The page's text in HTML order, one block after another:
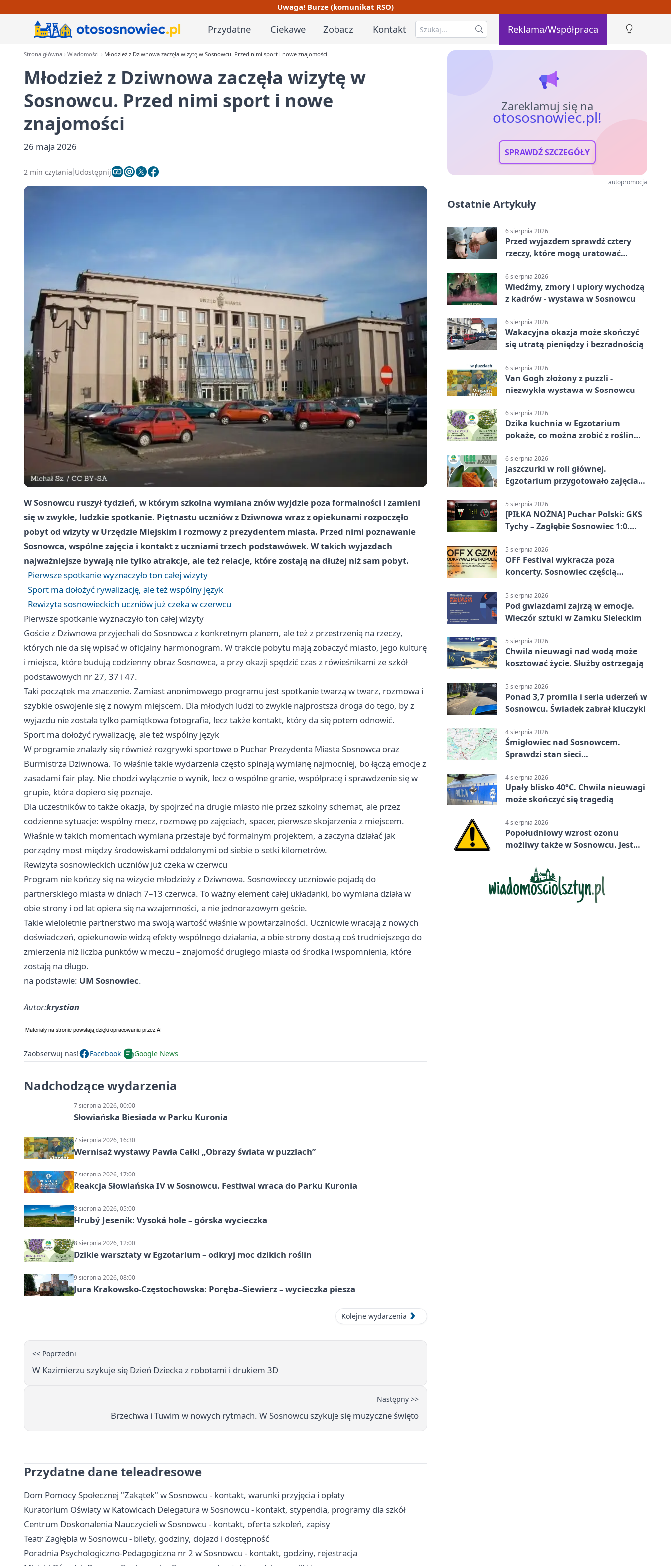
Uwaga! Burze (komunikat RSO)
Przydatne Ciekawe Zobacz Kontakt Reklama/Współpraca
Strona główna Wiadomości Młodzież z Dziwnowa zaczęła wizytę w Sosnowcu. Przed nimi sport i nowe znajomości
Młodzież z Dziwnowa zaczęła wizytę w
Sosnowcu. Przed nimi sport i nowe
znajomości
26 maja 2026
2 min czytania Udostępnij
W Sosnowcu ruszył tydzień, w którym szkolna wymiana znów wyjdzie poza formalności i zamieni
się w zwykłe, ludzkie spotkanie. Piętnastu uczniów z Dziwnowa wraz z opiekunami rozpoczęło
pobyt od wizyty w Urzędzie Miejskim i rozmowy z prezydentem miasta. Przed nimi poznawanie
Sosnowca, wspólne zajęcia i kontakt z uczniami trzech podstawówek. W takich wyjazdach
najważniejsze bywają nie tylko atrakcje, ale też relacje, które zostają na dłużej niż sam pobyt.
Pierwsze spotkanie wyznaczyło ton całej wizyty
Sport ma dołożyć rywalizację, ale też wspólny język
Rewizyta sosnowieckich uczniów już czeka w czerwcu
Pierwsze spotkanie wyznaczyło ton całej wizyty
Goście z Dziwnowa przyjechali do Sosnowca z konkretnym planem, ale też z przestrzenią na rzeczy,
których nie da się wpisać w oficjalny harmonogram. W trakcie pobytu mają zobaczyć miasto, jego kulturę
i miejsca, które budują codzienny obraz Sosnowca, a przy okazji spędzić czas z rówieśnikami ze szkół
podstawowych nr 27, 37 i 47.
Taki początek ma znaczenie. Zamiast anonimowego programu jest spotkanie twarzą w twarz, rozmowa i
szybkie oswojenie się z nowym miejscem. Dla młodych ludzi to zwykle najprostsza droga do tego, by z
wyjazdu nie została tylko pamiątkowa fotografia, lecz także kontakt, który da się potem odnowić.
Sport ma dołożyć rywalizację, ale też wspólny język
W programie znalazły się również rozgrywki sportowe o Puchar Prezydenta Miasta Sosnowca oraz
Burmistrza Dziwnowa. To właśnie takie wydarzenia często spinają wymianę najmocniej, bo łączą emocje z
zasadami fair play. Nie chodzi wyłącznie o wynik, lecz o wspólne granie, współpracę i sprawdzenie się w
grupie, która dopiero się poznaje.
Dla uczestników to także okazja, by spojrzeć na drugie miasto nie przez szkolny schemat, ale przez
codzienne sytuacje: wspólny mecz, rozmowę po zajęciach, spacer, pierwsze skojarzenia z miejscem.
Właśnie w takich momentach wymiana przestaje być formalnym projektem, a zaczyna działać jak
porządny most między środowiskami oddalonymi od siebie o setki kilometrów.
Rewizyta sosnowieckich uczniów już czeka w czerwcu
Program nie kończy się na wizycie młodzieży z Dziwnowa. Sosnowieccy uczniowie pojadą do
partnerskiego miasta w dniach 7–13 czerwca. To ważny element całej układanki, bo wymiana działa w
obie strony i od lat opiera się na wzajemności, a nie jednorazowym geście.
Takie wieloletnie partnerstwo ma swoją wartość właśnie w powtarzalności. Uczniowie wracają z nowych
doświadczeń, opiekunowie widzą efekty wspólnego działania, a obie strony dostają coś trudniejszego do
zmierzenia niż liczba punktów w meczu – znajomość drugiego miasta od środka i wspomnienia, które
zostają na długo.
na podstawie: UM Sosnowiec.
Autor:krystian
Zaobserwuj nas! Facebook Google News
Nadchodzące wydarzenia
7 sierpnia 2026, 00:00
Słowiańska Biesiada w Parku Kuronia
7 sierpnia 2026, 16:30
Wernisaż wystawy Pawła Całki „Obrazy świata w puzzlach”
7 sierpnia 2026, 17:00
Reakcja Słowiańska IV w Sosnowcu. Festiwal wraca do Parku Kuronia
8 sierpnia 2026, 05:00
Hrubý Jeseník: Vysoká hole – górska wycieczka
8 sierpnia 2026, 12:00
Dzikie warsztaty w Egzotarium – odkryj moc dzikich roślin
9 sierpnia 2026, 08:00
Jura Krakowsko-Częstochowska: Poręba–Siewierz – wycieczka piesza
Kolejne wydarzenia
<< Poprzedni
W Kazimierzu szykuje się Dzień Dziecka z robotami i drukiem 3D
Następny >>
Brzechwa i Tuwim w nowych rytmach. W Sosnowcu szykuje się muzyczne święto
Przydatne dane teleadresowe
Dom Pomocy Społecznej "Zakątek" w Sosnowcu - kontakt, warunki przyjęcia i opłaty
Kuratorium Oświaty w Katowicach Delegatura w Sosnowcu - kontakt, stypendia, programy dla szkół
Centrum Doskonalenia Nauczycieli w Sosnowcu - kontakt, oferta szkoleń, zapisy
Teatr Zagłębia w Sosnowcu - bilety, godziny, dojazd i dostępność
Poradnia Psychologiczno-Pedagogiczna nr 2 w Sosnowcu - kontakt, godziny, rejestracja
Zareklamuj się na
otososnowiec.pl!
SPRAWDŹ SZCZEGÓŁY
autopromocja
Ostatnie Artykuły
6 sierpnia 2026
Przed wyjazdem sprawdź cztery
rzeczy, które mogą uratować
6 sierpnia 2026
Wiedźmy, zmory i upiory wychodzą
z kadrów - wystawa w Sosnowcu
6 sierpnia 2026
Wakacyjna okazja może skończyć
się utratą pieniędzy i bezradnością
6 sierpnia 2026
Van Gogh złożony z puzzli -
niezwykła wystawa w Sosnowcu
6 sierpnia 2026
Dzika kuchnia w Egzotarium
pokaże, co można zrobić z roślin
6 sierpnia 2026
Jaszczurki w roli głównej.
Egzotarium przygotowało zajęcia
5 sierpnia 2026
[PIŁKA NOŻNA] Puchar Polski: GKS
Tychy – Zagłębie Sosnowiec 1:0.
przed przerwą
5 sierpnia 2026
OFF Festival wykracza poza
koncerty. Sosnowiec częścią
5 sierpnia 2026
Pod gwiazdami zajrzą w emocje.
Wieczór sztuki w Zamku Sieleckim
5 sierpnia 2026
Chwila nieuwagi nad wodą może
kosztować życie. Służby ostrzegają
5 sierpnia 2026
Ponad 3,7 promila i seria uderzeń w
Sosnowcu. Świadek zabrał kluczyki
4 sierpnia 2026
Śmigłowiec nad Sosnowcem.
Sprawdzi stan sieci
4 sierpnia 2026
Upały blisko 40°C. Chwila nieuwagi
może skończyć się tragedią
4 sierpnia 2026
Popołudniowy wzrost ozonu
możliwy także w Sosnowcu. Jest